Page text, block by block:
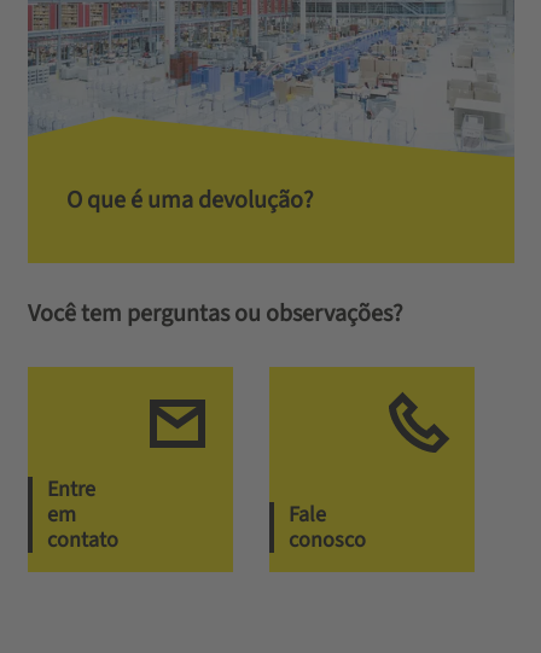
O que é uma devolução?
Você tem perguntas ou observações?
Entre
em
contato
Fale
conosco